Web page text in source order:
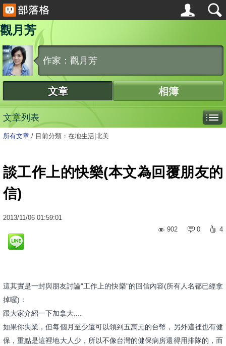
觀月芳
作家：觀月芳
文章 相簿
文章列表
所有文章 / 目前分類：在地生活|北美
談工作上的快樂(本文為回覆朋友的
信)
2013/11/06 01:59:01
902
0 4
這其實是一封與朋友討論"工作上的快樂"的回信內容(所有人名都已經拿
掉囉)：
跟大家介紹一下加拿大....
如果你失業，但每個月至少還可以領到五萬元的台幣，另外這裡也有健
保，重點是這裡地大人少，所以不像台灣的健保病房還得用排隊的 ，而